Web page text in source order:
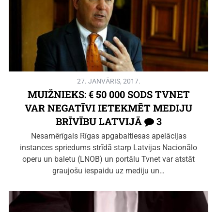
27. JANVĀRIS, 2017.
MUIŽNIEKS: € 50 000 SODS TVNET
VAR NEGATĪVI IETEKMĒT MEDIJU
BRĪVĪBU LATVIJĀ
3
Nesamērīgais Rīgas apgabaltiesas apelācijas
instances spriedums strīdā starp Latvijas Nacionālo
operu un baletu (LNOB) un portālu Tvnet var atstāt
graujošu iespaidu uz mediju un…